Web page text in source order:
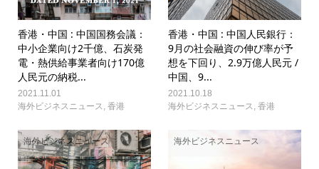
香港・中国 : 中国国務会議：
中小企業向け2千億、石炭発
電・熱供給事業者向け170億
人民元の納税...
2021.11.01
海外ビジネスニュース, 香港
香港・中国 : 中国人民銀行：
9月の社会融資の伸び率が予
想を下回り、2.9万億人民元 /
中国、9...
2021.10.18
海外ビジネスニュース,香港
海外ビジネスニュース 海外ビジネスニュース